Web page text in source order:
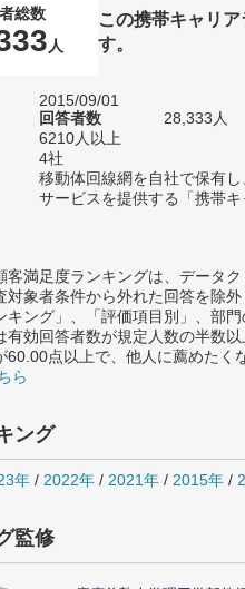
総数
人
この携帯キャリ
す。
2015/09/01
回答者数
28,333人
6210人以上
4社
移動体回線網を自社で保有
サービスを提供する「携帯キ
満足度ランキングは、データ
象者条件から外れた回答を除外
ング」、「評価項目別」、部
有効回答者数が規定人数の半数
点以上で、他人に薦めたく
ら
ング
年 / 2022年 / 2021年 / 2015年 /
監修